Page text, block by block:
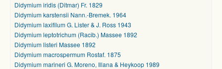
Didymium iridis (Ditmar) Fr. 1829
Didymium karstensii Nann.-Bremek. 1964
Didymium laxifilum G. Lister & J. Ross 1943
Didymium leptotrichum (Racib.) Massee 1892
Didymium listeri Massee 1892
Didymium macrospermum Rostaf. 1875
Didymium marineri G. Moreno, Illana & Heykoop 1989